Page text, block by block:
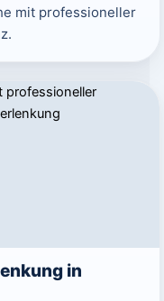
mit professioneller
in